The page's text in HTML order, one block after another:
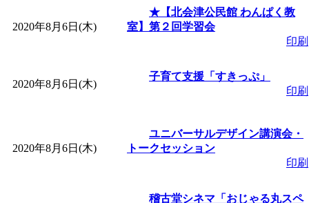
付期間：2026/08/10～
まだまだ暑い！コ
レクリエーション 障
ットせよ！」 受付期
皆鶴姫のこびる塾
2020年8月6日(木)
★【北会津公民館 わんぱく教
室】第２回学習会
印刷
2020年8月6日(木)
子育て支援「すきっぷ」
印刷
2020年8月6日(木)
ユニバーサルデザイン講演会・
トークセッション
印刷
稽古堂シネマ「おじゃる丸スペ